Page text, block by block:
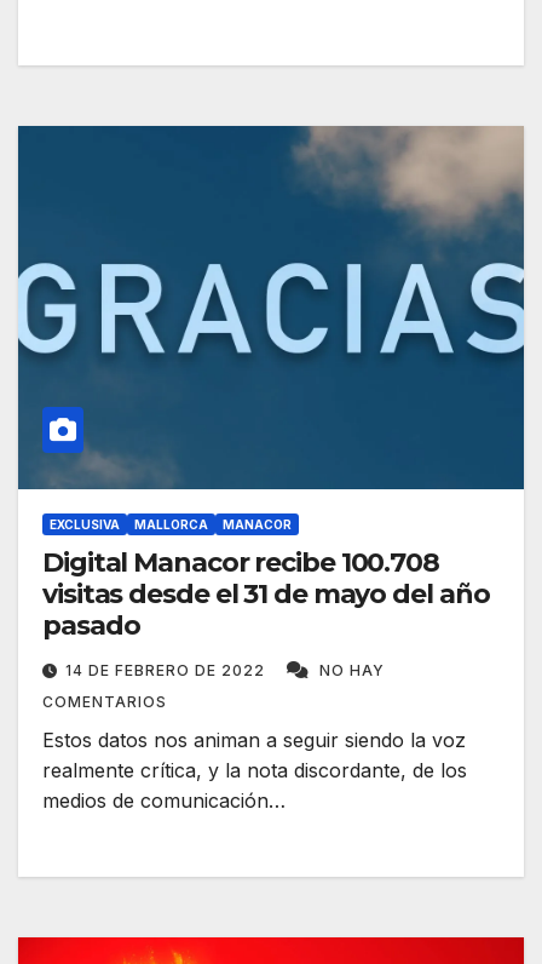
EXCLUSIVA MALLORCA MANACOR
Digital Manacor recibe 100.708
visitas desde el 31 de mayo del año
pasado
14 DE FEBRERO DE 2022
NO HAY
COMENTARIOS
Estos datos nos animan a seguir siendo la voz
realmente crítica, y la nota discordante, de los
medios de comunicación…